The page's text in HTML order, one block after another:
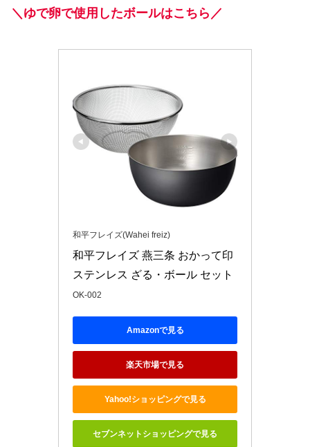
＼ゆで卵で使用したボールはこちら／
和平フレイズ(Wahei freiz)
和平フレイズ 燕三条 おかって印
ステンレス ざる・ボール セット
OK-002
Amazonで見る
楽天市場で見る
Yahoo!ショッピングで見る
セブンネットショッピングで見る